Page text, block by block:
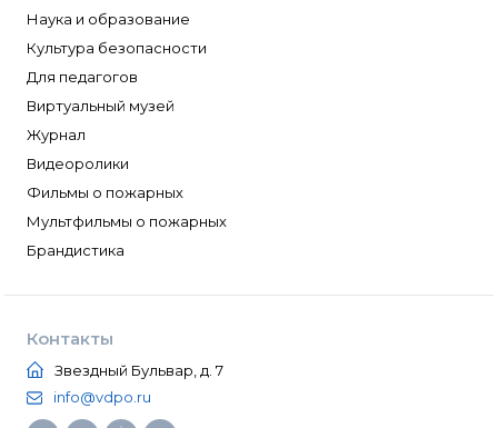
Наука и образование
Культура безопасности
Для педагогов
Виртуальный музей
Журнал
Видеоролики
Фильмы о пожарных
Мультфильмы о пожарных
Брандистика
Контакты
Звездный Бульвар, д. 7
info@vdpo.ru